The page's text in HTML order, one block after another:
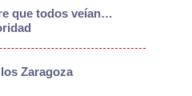
que todos veían…
Zaragoza